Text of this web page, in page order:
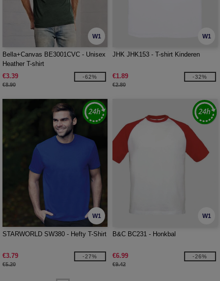
W1
Bella+Canvas BE3001CVC - Unisex
Heather T-shirt
€3.39
€8.90
-62%
W1
JHK JHK153 - T-shirt Kinderen
€1.89
€2.80
-32%
W1
STARWORLD SW380 - Hefty T-Shirt
€3.79
€5.20
-27%
W1
B&C BC231 - Honkbal
€6.99
€9.42
-26%